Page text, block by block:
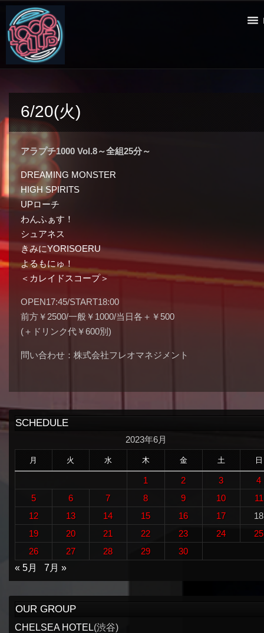
6/20(火)
アラプチ1000 Vol.8～全組25分～
DREAMING MONSTER
HIGH SPIRITS
UPローチ
わんふぁす！
シュアネス
きみにYORISOERU
よるもにゅ！
＜カレイドスコープ＞
OPEN17:45/START18:00
前方￥2500/一般￥1000/当日各＋￥500
(＋ドリンク代￥600別)
問い合わせ：株式会社フレオマネジメント
SCHEDULE
2023年6月
月 火 水 木 金 土 日
1 2 3
4
5
6 7 8 9 10
11
12
13 14 15 16 17
18
19
20 21 22 23 24
25
26
27 28 29
30
« 5月
7月 »
OUR GROUP
CHELSEA HOTEL(渋谷)